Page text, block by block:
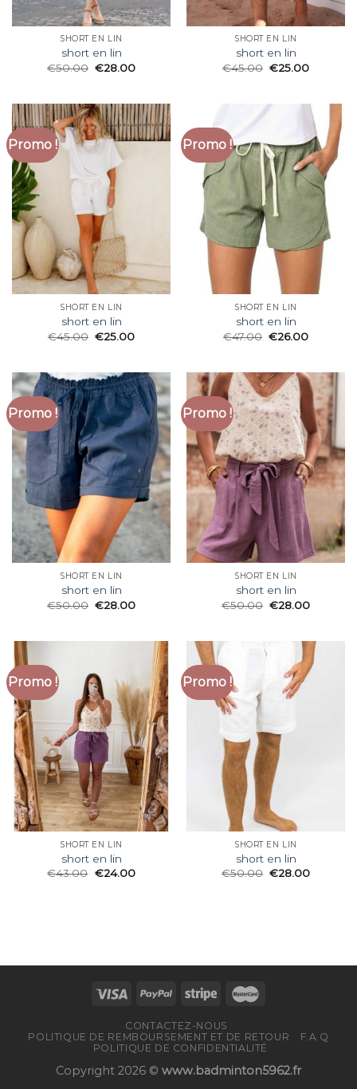
SHORT EN LIN
short en lin
€50.00 €28.00
SHORT EN LIN
short en lin
€45.00 €25.00
Promo !
SHORT EN LIN
short en lin
€45.00 €25.00
Promo !
SHORT EN LIN
short en lin
€47.00 €26.00
Promo !
SHORT EN LIN
short en lin
€50.00 €28.00
Promo !
SHORT EN LIN
short en lin
€50.00 €28.00
Promo !
SHORT EN LIN
short en lin
€43.00 €24.00
Promo !
SHORT EN LIN
short en lin
€50.00 €28.00
CONTACTEZ-NOUS
POLITIQUE DE REMBOURSEMENT ET DE RETOUR
F.A.Q
POLITIQUE DE CONFIDENTIALITÉ
Copyright 2026 © www.badminton5962.fr